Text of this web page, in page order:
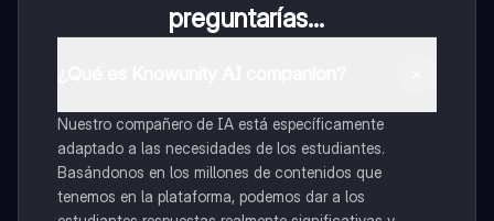
preguntarías...
Nuestro compañero de IA está específicamente
adaptado a las necesidades de los estudiantes.
Basándonos en los millones de contenidos que
tenemos en la plataforma, podemos dar a los